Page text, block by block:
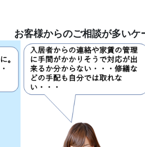
お客様からのご相談が多いケ